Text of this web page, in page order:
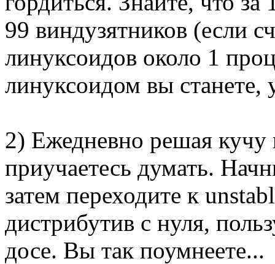
99 виндузятников (если
линуксоидов около 1
линуксоидом вы станете,
2) Ежедневно решая
приучаетесь думать.
затем переходите к
дистрибутив с нуля,
досе. Вы так поумнеете...